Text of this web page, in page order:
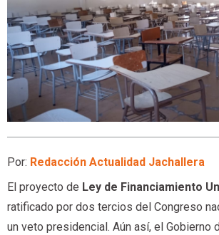
Por: Redacción Actualidad Jachallera
El proyecto de Ley de Financiamiento
ratificado por dos tercios del Congreso
un veto presidencial. Aún así, el Gobierno